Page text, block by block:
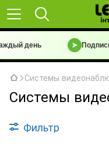
день ➤
Системы
Системы
Фильтр